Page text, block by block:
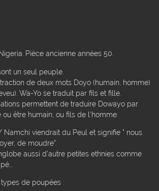
Pièce ancienne années 50.
un seul peuple.
de deux mots Doyo (humain, homme)
Wa-Yo se traduit par fils et fille.
permettent de traduire Dowayo par
être humain, ou fils de l'homme.
viendrait du Peul et signifie " nous
de moudre".
aussi d'autre petites ethnies comme
de poupées :